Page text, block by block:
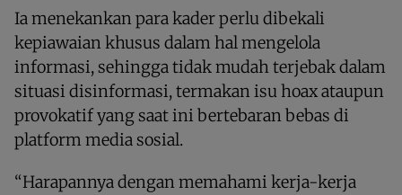
Ia menekankan para kader perlu dibekali
kepiawaian khusus dalam hal mengelola
informasi, sehingga tidak mudah terjebak dalam
situasi disinformasi, termakan isu hoax ataupun
provokatif yang saat ini bertebaran bebas di
platform media sosial.
“Harapannya dengan memahami kerja-kerja